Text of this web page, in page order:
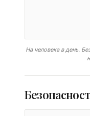
На человека в день.